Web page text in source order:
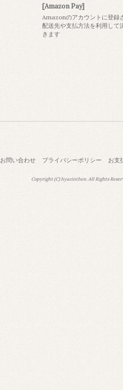
[Amazon Pay]
Amazonのアカウントに登録
配送先や支払方法を利用して
きます
お問い合わせ プライバシーポリシー お支
Copyright (C) hyazinthen. All Rights